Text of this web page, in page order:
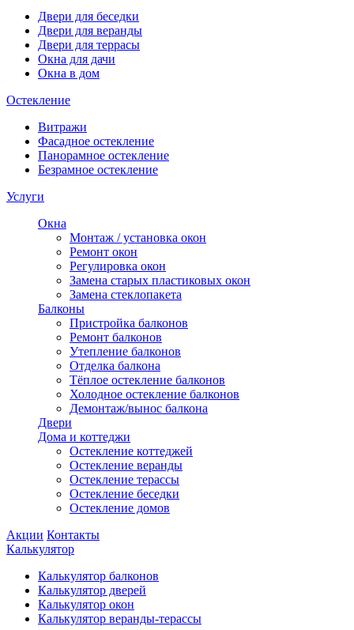
Двери для беседки
Двери для веранды
Двери для террасы
Окна для дачи
Окна в дом
Остекление
Витражи
Фасадное остекление
Панорамное остекление
Безрамное остекление
Услуги
Окна
Монтаж / установка окон
Ремонт окон
Регулировка окон
Замена старых пластиковых окон
Замена стеклопакета
Балконы
Пристройка балконов
Ремонт балконов
Утепление балконов
Отделка балкона
Тёплое остекление балконов
Холодное остекление балконов
Демонтаж/вынос балкона
Двери
Дома и коттеджи
Остекление коттеджей
Остекление веранды
Остекление терассы
Остекление беседки
Остекление домов
Акции Контакты
Калькулятор
Калькулятор балконов
Калькулятор дверей
Калькулятор окон
Калькулятор веранды-терассы